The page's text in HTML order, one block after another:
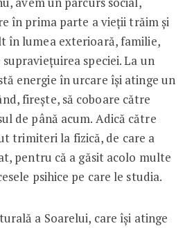
în prima parte a vieții trăim și
în lumea exterioară, familie,
speciei. La un
energie în urcare își atinge un
firește, să coboare către
de până acum. Adică către
trimiteri la fizică, de care a
pentru că a găsit acolo multe
psihice pe care le studia.
a Soarelui, care își atinge